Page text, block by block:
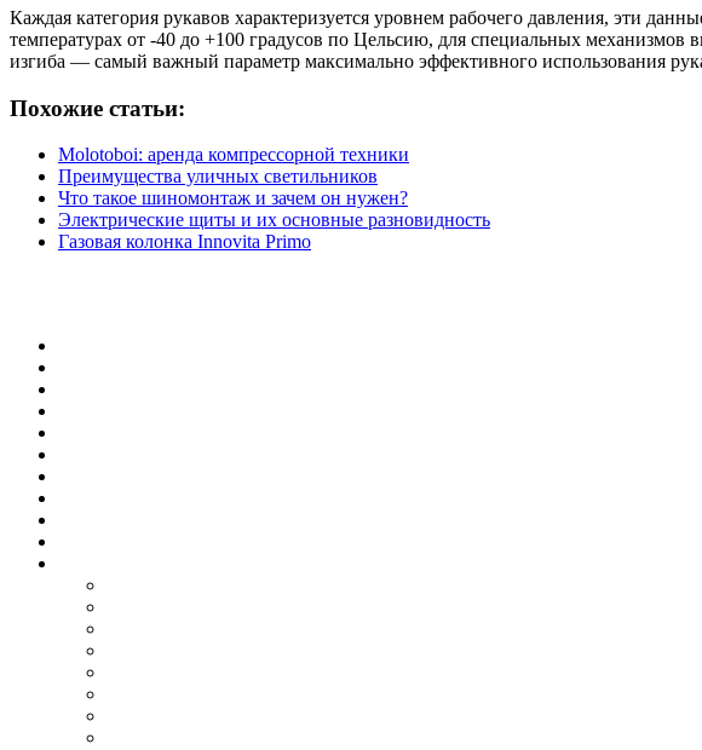
Каждая категория рукавов характеризуется уровнем рабочего давления, эти
температурах от -40 до +100 градусов по Цельсию, для специальных
изгиба — самый важный параметр максимально эффективного использования
Похожие статьи:
Molotoboi: аренда компрессорной техники
Преимущества уличных светильников
Что такое шиномонтаж и зачем он нужен?
Электрические щиты и их основные разновидность
Газовая колонка Innovita Primo